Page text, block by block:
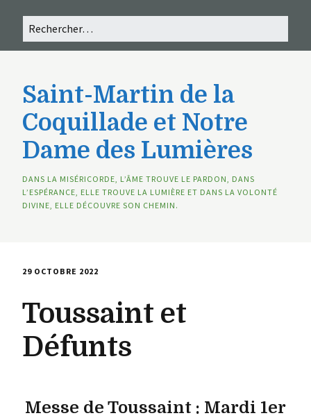
Saint-Martin de la
Coquillade et Notre
Dame des Lumières
DANS LA MISÉRICORDE, L’ÂME TROUVE LE PARDON, DANS
L’ESPÉRANCE, ELLE TROUVE LA LUMIÈRE ET DANS LA VOLONTÉ
DIVINE, ELLE DÉCOUVRE SON CHEMIN.
29 OCTOBRE 2022
Toussaint et
Défunts
Messe de Toussaint : Mardi 1er